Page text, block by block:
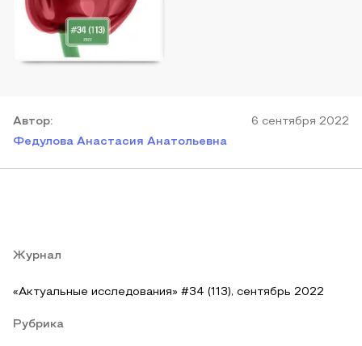
Автор:
Федулова Анастасия Анатольевна
6 сентября 2022
Журнал
«Актуальные исследования» #34 (113), сентябрь 2022
Рубрика